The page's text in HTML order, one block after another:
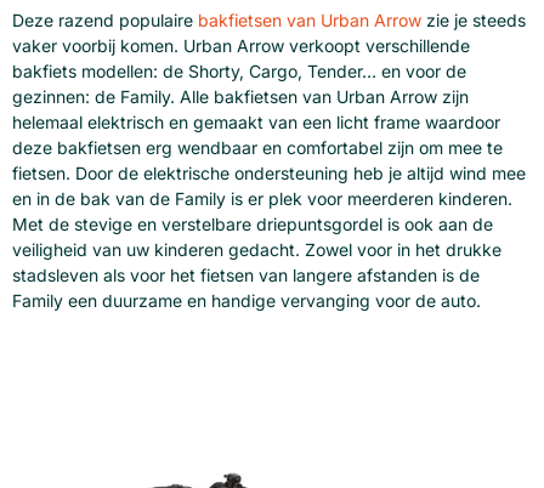
Deze razend populaire bakfietsen van Urban Arrow zie je steeds
vaker voorbij komen. Urban Arrow verkoopt verschillende
bakfiets modellen: de Shorty, Cargo, Tender… en voor de
gezinnen: de Family. Alle bakfietsen van Urban Arrow zijn
helemaal elektrisch en gemaakt van een licht frame waardoor
deze bakfietsen erg wendbaar en comfortabel zijn om mee te
fietsen. Door de elektrische ondersteuning heb je altijd wind mee
en in de bak van de Family is er plek voor meerderen kinderen.
Met de stevige en verstelbare driepuntsgordel is ook aan de
veiligheid van uw kinderen gedacht. Zowel voor in het drukke
stadsleven als voor het fietsen van langere afstanden is de
Family een duurzame en handige vervanging voor de auto.